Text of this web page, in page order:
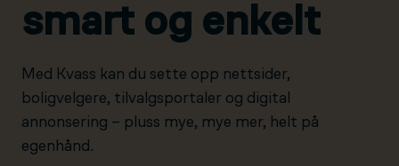
smart og enkelt
Med Kvass kan du sette opp nettsider,
boligvelgere, tilvalgsportaler og digital
annonsering – pluss mye, mye mer, helt på
egenhånd.